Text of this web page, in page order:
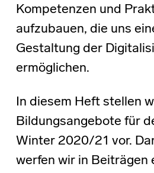
Kompetenzen und
aufzubauen, die uns
Gestaltung der
ermöglichen.
In diesem Heft stellen
Bildungsangebote für
Winter 2020/21 vor.
werfen wir in Beiträgen